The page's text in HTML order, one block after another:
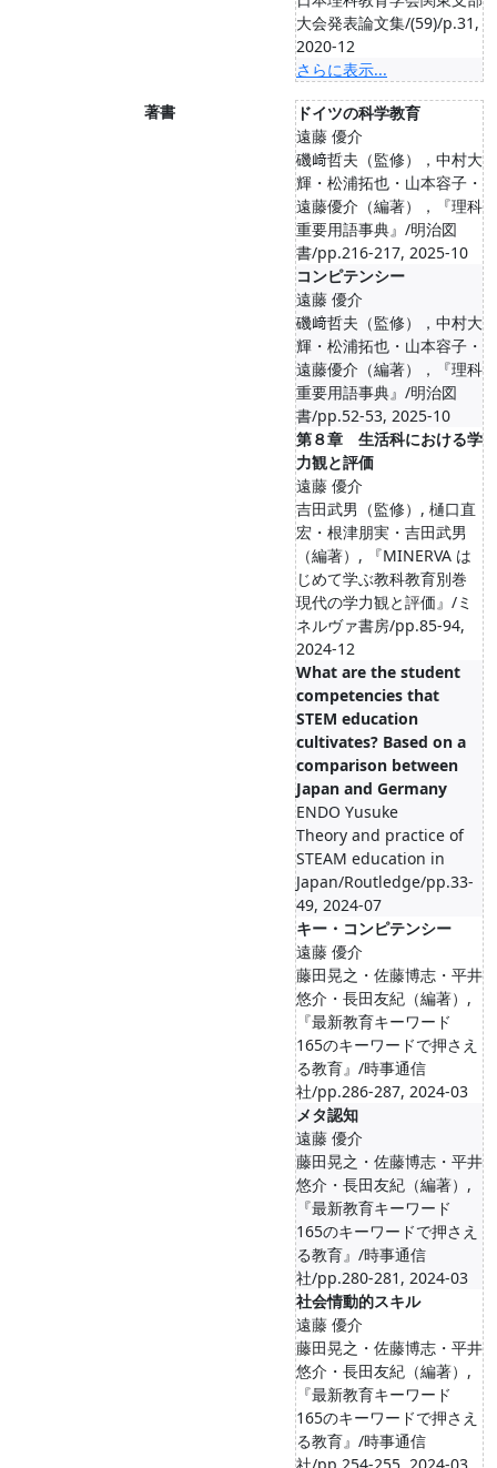
大会発表論文集/(59)/p.31,
2020-12
さらに表示...
著書
ドイツの科学教育
遠藤 優介
磯﨑哲夫（監修），中村大
輝・松浦拓也・山本容子・
遠藤優介（編著），『理科
重要用語事典』/明治図
書/pp.216-217, 2025-10
コンピテンシー
遠藤 優介
磯﨑哲夫（監修），中村大
輝・松浦拓也・山本容子・
遠藤優介（編著），『理科
重要用語事典』/明治図
書/pp.52-53, 2025-10
第８章 生活科における学
力観と評価
遠藤 優介
吉田武男（監修）, 樋口直
宏・根津朋実・吉田武男
（編著）, 『MINERVA は
じめて学ぶ教科教育別巻
現代の学力観と評価』/ミ
ネルヴァ書房/pp.85-94,
2024-12
What are the student
competencies that
STEM education
cultivates? Based on a
comparison between
Japan and Germany
ENDO Yusuke
Theory and practice of
STEAM education in
Japan/Routledge/pp.33-
49, 2024-07
キー・コンピテンシー
遠藤 優介
藤田晃之・佐藤博志・平井
悠介・長田友紀（編著）,
『最新教育キーワード
165のキーワードで押さえ
る教育』/時事通信
社/pp.286-287, 2024-03
メタ認知
遠藤 優介
藤田晃之・佐藤博志・平井
悠介・長田友紀（編著）,
『最新教育キーワード
165のキーワードで押さえ
る教育』/時事通信
社/pp.280-281, 2024-03
社会情動的スキル
遠藤 優介
藤田晃之・佐藤博志・平井
悠介・長田友紀（編著）,
『最新教育キーワード
165のキーワードで押さえ
る教育』/時事通信